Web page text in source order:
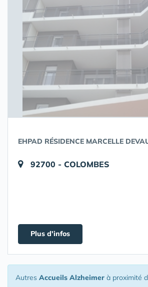
EHPAD RÉSIDENCE MARCELLE
92700 - COLOMBES
Plus d'infos
Autres Accueils Alzheimer à proximité